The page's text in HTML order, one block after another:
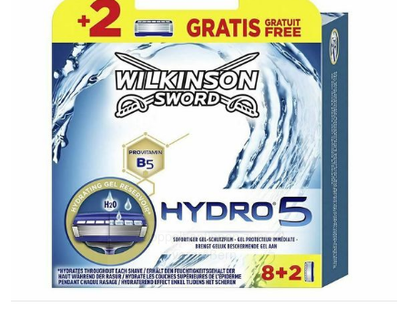
Doppelt antippen zum
vergrößern